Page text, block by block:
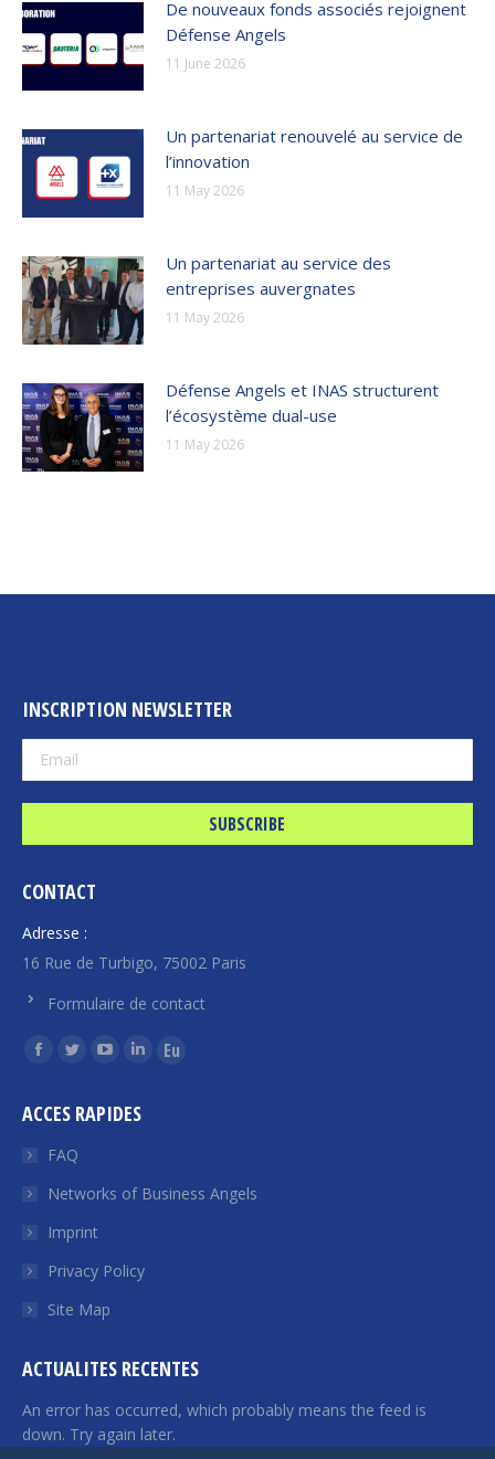
De nouveaux fonds associés rejoignent
Défense Angels
11 June 2026
Un partenariat renouvelé au service de
l’innovation
11 May 2026
Un partenariat au service des
entreprises auvergnates
11 May 2026
Défense Angels et INAS structurent
l’écosystème dual-use
11 May 2026
INSCRIPTION NEWSLETTER
CONTACT
Adresse :
16 Rue de Turbigo, 75002 Paris
Formulaire de contact
Find us on:
Facebook
opens
window
Twitter
opens
in
window
YouTube
opens
window
Linkedin
opens
window
Euroquity
window
ACCES RAPIDES
FAQ
Networks of Business Angels
Imprint
Privacy Policy
Site Map
ACTUALITES RECENTES
An error has occurred, which probably means the feed is
down. Try again later.